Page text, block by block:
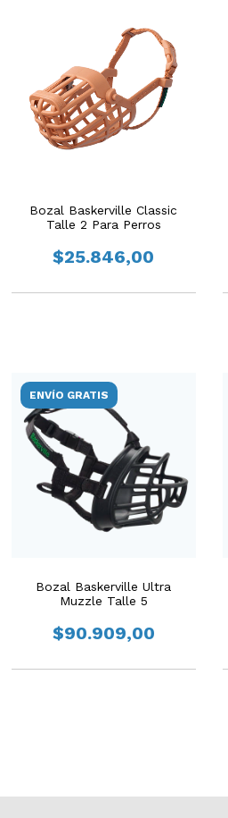
Bozal Baskerville Classic
Talle 2 Para Perros
$25.846,00
ENVÍO GRATIS
Bozal Baskerville Ultra
Muzzle Talle 5
$90.909,00